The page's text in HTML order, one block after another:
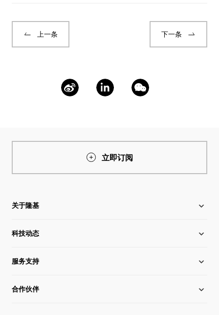
上一条 下一条
立即订阅
关于隆基
关于隆基
全球化布局
管理层信息
科技动态
硅片价格
行业动态
服务支持
下载中心
合作伙伴